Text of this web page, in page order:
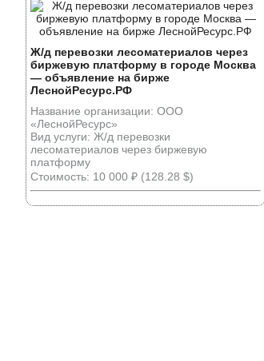
Ж/д перевозки лесоматериалов через
биржевую платформу в городе Москва
— объявление на бирже
ЛеснойРесурс.РФ
Название организации: ООО
«ЛеснойРесурс»
Вид услуги: Ж/д перевозки
лесоматериалов через биржевую
платформу
Стоимость: 10 000 ₽ (128.28 $)